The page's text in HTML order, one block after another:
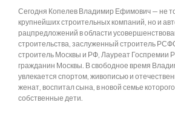
Сегодня Копелев Владимир Ефимович — не
крупнейших строительных компаний, но и
рацпредложений в области
строительства, заслуженный строитель
строитель Москвы и РФ, Лауреат Госпремии
гражданин Москвы. В свободное время
увлекается спортом, живописью и
женат, воспитал сына, в новой семье
собственные дети.